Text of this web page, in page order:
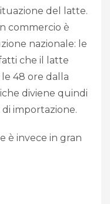
del latte.
commercio è
nazionale: le
che il latte
48 ore dalla
diviene quindi
importazione.
è invece in gran